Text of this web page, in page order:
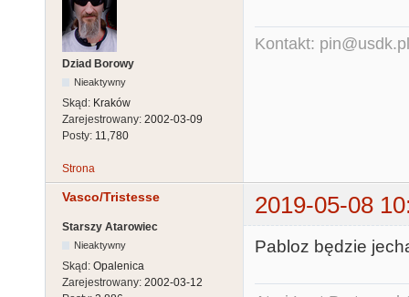
Dziad Borowy
Nieaktywny
Skąd: Kraków
Zarejestrowany: 2002-03-09
Posty: 11,780
Kontakt: pin@usdk.pl
Strona
Vasco/Tristesse 2019-05-08
Starszy Atarowiec
Nieaktywny
Skąd: Opalenica
Zarejestrowany: 2002-03-12
Pabloz będzie